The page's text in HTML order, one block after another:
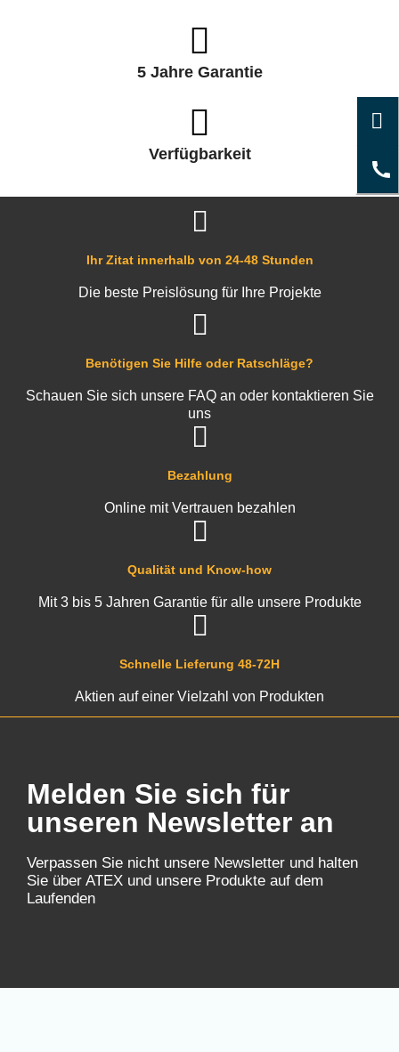
5 Jahre Garantie
Verfügbarkeit
Schnelle Lieferung 48-72H
Aktien auf einer Vielzahl von Produkten
Qualität und Know-how
Mit 3 bis 5 Jahren Garantie für alle unsere Produkte
Bezahlung
Online mit Vertrauen bezahlen
Benötigen Sie Hilfe oder Ratschläge?
Schauen Sie sich unsere FAQ an oder kontaktieren Sie
uns
Ihr Zitat innerhalb von 24-48 Stunden
Die beste Preislösung für Ihre Projekte
Melden Sie sich für
unseren Newsletter an
Verpassen Sie nicht unsere Newsletter und halten
Sie über ATEX und unsere Produkte auf dem
Laufenden